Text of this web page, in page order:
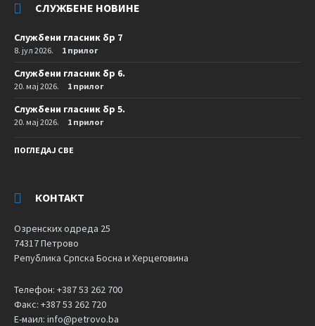
СЛУЖБЕНЕ НОВИНЕ
Службени гласник бр 7
8. јул 2026. 1 прилог
Службени гласник бр 6.
20. мај 2026. 1 прилог
Службени гласник бр 5.
20. мај 2026. 1 прилог
ПОГЛЕДАЈ СВЕ
КОНТАКТ
Озренских одреда 25
74317 Петрово
Република Српска Босна и Херцеговина
Телефон: +387 53 262 700
Факс: +387 53 262 720
Е-маил: info@petrovo.ba